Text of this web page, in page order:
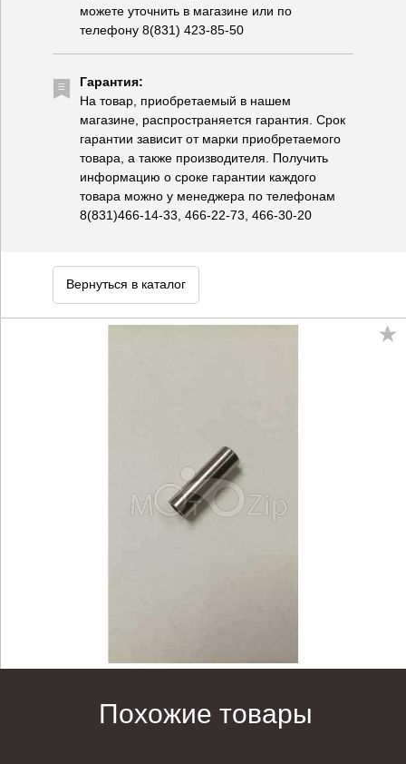
можете уточнить в магазине или по
телефону 8(831) 423-85-50
Гарантия:
На товар, приобретаемый в нашем
магазине, распространяется гарантия. Срок
гарантии зависит от марки приобретаемого
товара, а также производителя. Получить
информацию о сроке гарантии каждого
товара можно у менеджера по телефонам
8(831)466-14-33, 466-22-73, 466-30-20
Вернуться в каталог
Похожие товары